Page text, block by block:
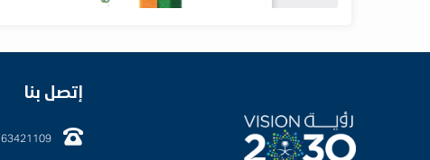
إتصل بنا